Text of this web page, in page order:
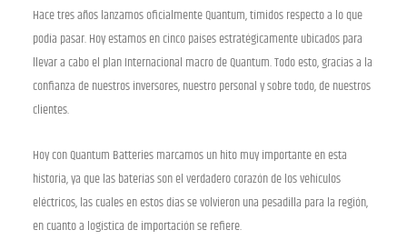
Hace tres años lanzamos oficialmente Quantum, tímidos respecto a lo que
podía pasar. Hoy estamos en cinco países estratégicamente ubicados para
llevar a cabo el plan Internacional macro de Quantum. Todo esto, gracias a la
confianza de nuestros inversores, nuestro personal y sobre todo, de nuestros
clientes.
Hoy con Quantum Batteries marcamos un hito muy importante en esta
historia, ya que las baterías son el verdadero corazón de los vehículos
eléctricos, las cuales en estos días se volvieron una pesadilla para la región,
en cuanto a logística de importación se refiere.